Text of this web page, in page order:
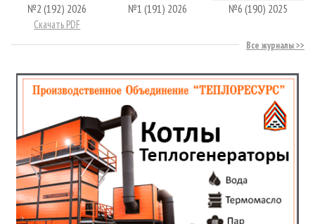
№2 (192) 2026
Скачать PDF
№1 (191) 2026 №6 (190) 2025
Все журналы